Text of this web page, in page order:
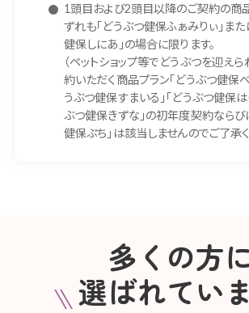
1頭目および2頭目以降のご契約の商
ずれも「どうぶつ健保ふぁみりぃ」また
健保しにあ」の場合に限ります。
（ペットショップ等でどうぶつを迎え
約いただく商品プラン「どうぶつ健保べ
うぶつ健保すまいる」「どうぶつ健保は
ぶつ健保きずな」の初年度契約ならび
健保ぷち」は該当しませんのでご了承く
多くの方
選ばれてい